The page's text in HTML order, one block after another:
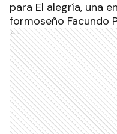
para El alegría, una
formoseño Facundo
Ads